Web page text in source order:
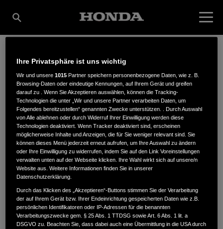
GARTENTECHNIK
NOCKE
Hintere Dorfstraße,02708,Obercunnersdorf
ANFAHRTSBESCHREIBUNG ANFORDERN
WEBSITE
Ihre Privatsphäre ist uns wichtig
Wir und unsere1015 Partner speichern personenbezogene Daten, wie z. B.
Browsing-Daten oder eindeutige Kennungen, auf Ihrem Gerät und greifen
darauf zu . Wenn Sie Akzeptieren auswählen, können die Tracking-
Technologien die unter „Wir und unsere Partner verarbeiten Daten, um
Folgendes bereitzustellen“ genannten Zwecke unterstützen. . Durch Auswahl
von Alle ablehnen oder durch Widerruf Ihrer Einwilligung werden diese
Technologien deaktiviert. Wenn Tracker deaktiviert sind, erscheinen
möglicherweise Inhalte und Anzeigen, die für Sie weniger relevant sind. Sie
können dieses Menü jederzeit erneut aufrufen, um Ihre Auswahl zu ändern
oder Ihre Einwilligung zu widerrufen, indem Sie auf den Link Voreinstellungen
verwalten unten auf der Webseite klicken. Ihre Wahl wirkt sich auf unsere/n
Website aus. Weitere Informationen finden Sie in unserer
Datenschutzerklärung.
Durch das Klicken des „Akzeptieren“-Buttons stimmen Sie der Verarbeitung
der auf Ihrem Gerät bzw. Ihrer Endeinrichtung gespeicherten Daten wie z.B.
persönlichen Identifikatoren oder IP-Adressen für die benannten
Verarbeitungszwecke gem. § 25 Abs. 1 TTDSG sowie Art. 6 Abs. 1 lit. a
DSGVO zu. Beachten Sie, dass dabei auch eine Übermittlung in die USA durch